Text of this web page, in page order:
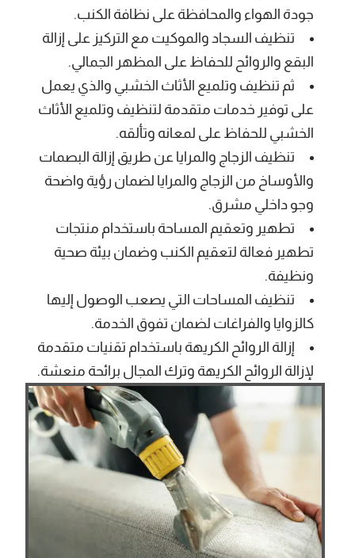
جودة الهواء والمحافظة على نظافة الكنب.
تنظيف السجاد والموكيت مع التركيز على إزالة
البقع والروائح للحفاظ على المظهر الجمالي.
ثم تنظيف وتلميع الأثاث الخشبي والذي يعمل
على توفير خدمات متقدمة لتنظيف وتلميع الأثاث
الخشبي للحفاظ على لمعانه وتألقه.
تنظيف الزجاج والمرايا عن طريق إزالة البصمات
والأوساخ من الزجاج والمرايا لضمان رؤية واضحة
وجو داخلي مشرق.
تطهير وتعقيم المساحة باستخدام منتجات
تطهير فعالة لتعقيم الكنب وضمان بيئة صحية
ونظيفة.
تنظيف المساحات التي يصعب الوصول إليها
كالزوايا والفراغات لضمان تفوق الخدمة.
إزالة الروائح الكريهة باستخدام تقنيات متقدمة
لإزالة الروائح الكريهة وترك المجال برائحة منعشة.